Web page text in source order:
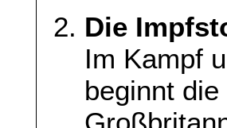
Die
Im Kampf
beginnt